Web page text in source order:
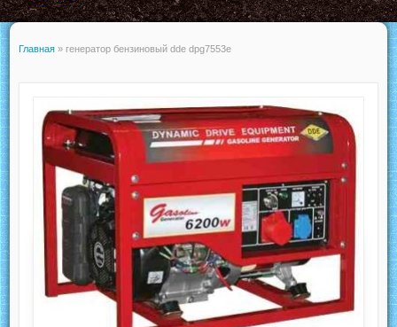
Главная » генератор бензиновый dde dpg7553e